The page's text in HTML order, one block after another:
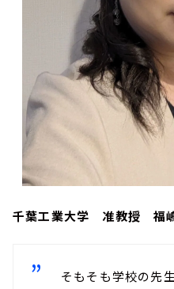
千葉工業大学 准教授 福
そもそも学校の先